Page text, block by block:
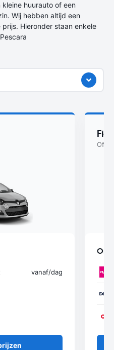
huurauto of een
Wij hebben altijd een
Hieronder staan enkele
vanaf/dag
Of